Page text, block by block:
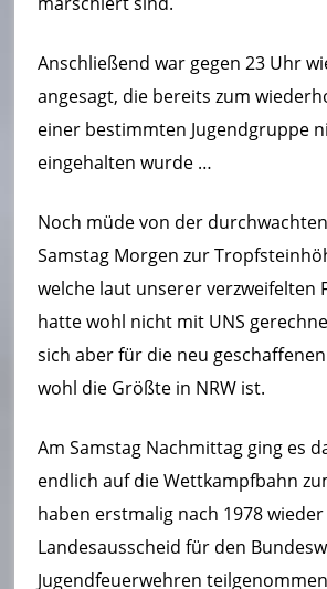
Anschließend war gegen 23 Uhr
angesagt, die bereits zum
einer bestimmten Jugendgruppe
eingehalten wurde …
Noch müde von der
Samstag Morgen zur
welche laut unserer verzweifelten
hatte wohl nicht mit UNS
sich aber für die neu
wohl die Größte in NRW ist.
Am Samstag Nachmittag ging es
endlich auf die Wettkampfbahn
haben erstmalig nach 1978
Landesausscheid für den
Jugendfeuerwehren